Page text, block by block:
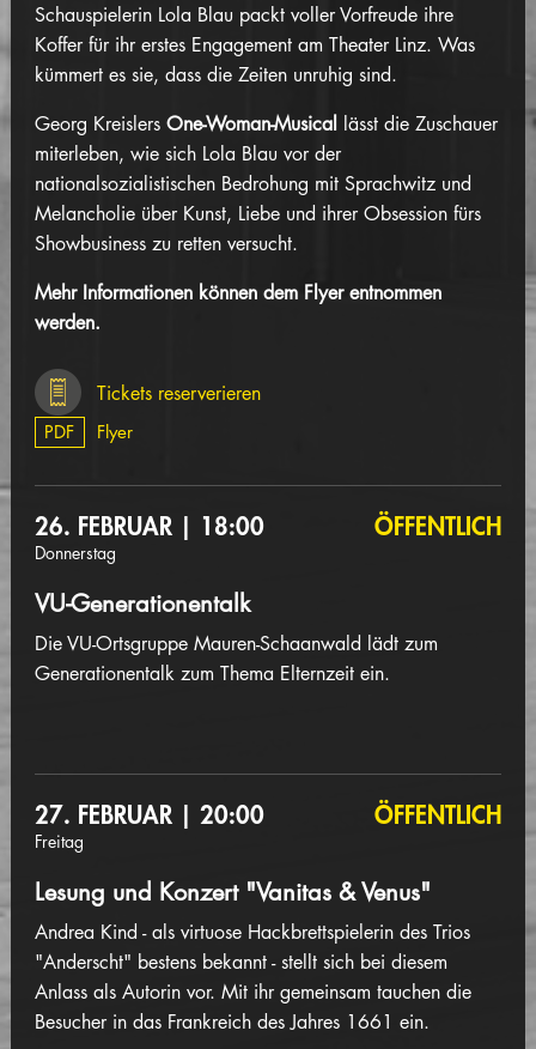
Schauspielerin Lola Blau packt voller Vorfreude ihre
Koffer für ihr erstes Engagement am Theater Linz. Was
kümmert es sie, dass die Zeiten unruhig sind.
Georg Kreislers One-Woman-Musical lässt die Zuschauer
miterleben, wie sich Lola Blau vor der
nationalsozialistischen Bedrohung mit Sprachwitz und
Melancholie über Kunst, Liebe und ihrer Obsession fürs
Showbusiness zu retten versucht.
Mehr Informationen können dem Flyer entnommen
werden.
Tickets reserverieren
PDF Flyer
26. FEBRUAR | 18:00
Donnerstag
ÖFFENTLICH
VU-Generationentalk
Die VU-Ortsgruppe Mauren-Schaanwald lädt zum
Generationentalk zum Thema Elternzeit ein.
27. FEBRUAR | 20:00
Freitag
ÖFFENTLICH
Lesung und Konzert "Vanitas & Venus"
Andrea Kind - als virtuose Hackbrettspielerin des Trios
"Anderscht" bestens bekannt - stellt sich bei diesem
Anlass als Autorin vor. Mit ihr gemeinsam tauchen die
Besucher in das Frankreich des Jahres 1661 ein.